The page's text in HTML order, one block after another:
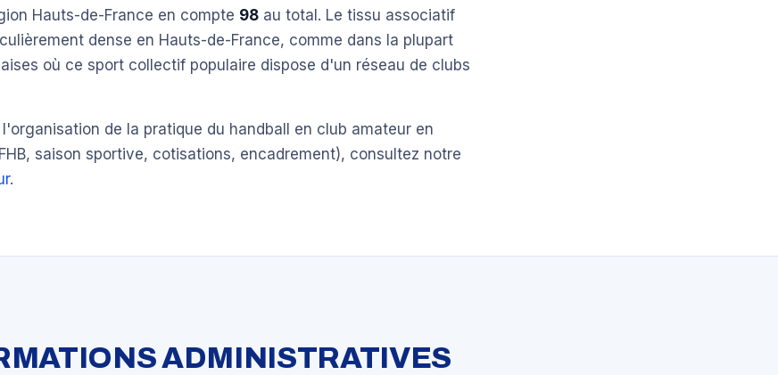
Hauts-de-France en compte 98 au total. Le tissu associatif
dense en Hauts-de-France, comme dans la plupart
où ce sport collectif populaire dispose d'un réseau de clubs
de la pratique du handball en club amateur en
saison sportive, cotisations, encadrement), consultez notre
.
ADMINISTRATIVES